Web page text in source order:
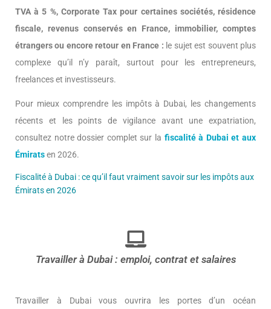
TVA à 5 %, Corporate Tax pour certaines sociétés, résidence
fiscale, revenus conservés en France, immobilier, comptes
étrangers ou encore retour en France : le sujet est souvent plus
complexe qu’il n’y paraît, surtout pour les entrepreneurs,
freelances et investisseurs.
Pour mieux comprendre les impôts à Dubai, les changements
récents et les points de vigilance avant une expatriation,
consultez notre dossier complet sur la fiscalité à Dubai et aux
Émiratsen 2026.
Fiscalité à Dubai : ce qu’il faut vraiment savoir sur les impôts aux
Émirats en 2026
Travailler à Dubai : emploi, contrat et salaires
Travailler à Dubai vous ouvrira les portes d’un océan